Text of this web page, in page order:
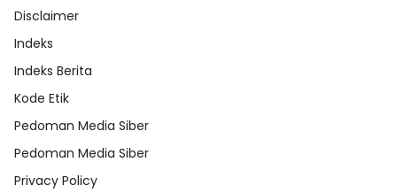
Disclaimer
Indeks
Indeks Berita
Kode Etik
Pedoman Media Siber
Pedoman Media Siber
Privacy Policy